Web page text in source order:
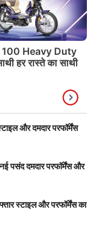
100 Heavy Duty
हर रास्ते का साथी
और दमदार परफॉर्मेंस
पसंद दमदार परफॉर्मेंस और
स्टाइल और परफॉर्मेंस का